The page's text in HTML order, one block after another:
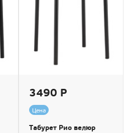
3490 Р
Цена
Табурет Рио велюр